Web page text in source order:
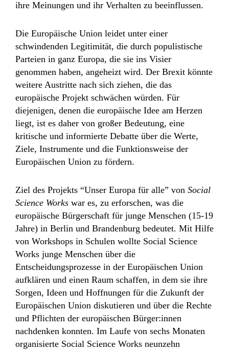
ihre Meinungen und ihr Verhalten zu beeinflussen.
Die Europäische Union leidet unter einer
schwindenden Legitimität, die durch populistische
Parteien in ganz Europa, die sie ins Visier
genommen haben, angeheizt wird. Der Brexit könnte
weitere Austritte nach sich ziehen, die das
europäische Projekt schwächen würden. Für
diejenigen, denen die europäische Idee am Herzen
liegt, ist es daher von großer Bedeutung, eine
kritische und informierte Debatte über die Werte,
Ziele, Instrumente und die Funktionsweise der
Europäischen Union zu fördern.
Ziel des Projekts “Unser Europa für alle” von Social
Science Works war es, zu erforschen, was die
europäische Bürgerschaft für junge Menschen (15-19
Jahre) in Berlin und Brandenburg bedeutet. Mit Hilfe
von Workshops in Schulen wollte Social Science
Works junge Menschen über die
Entscheidungsprozesse in der Europäischen Union
aufklären und einen Raum schaffen, in dem sie ihre
Sorgen, Ideen und Hoffnungen für die Zukunft der
Europäischen Union diskutieren und über die Rechte
und Pflichten der europäischen Bürger:innen
nachdenken konnten. Im Laufe von sechs Monaten
organisierte Social Science Works neunzehn